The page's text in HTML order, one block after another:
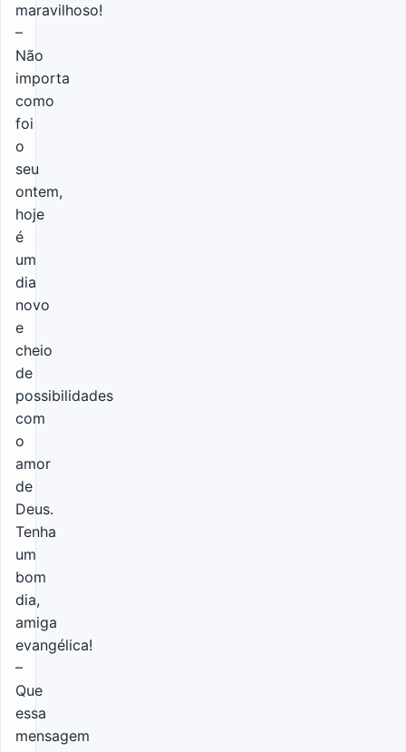
maravilhoso!
–
Não
importa
como
foi
o
seu
ontem,
hoje
é
um
dia
novo
e
cheio
de
possibilidades
com
o
amor
de
Deus.
Tenha
um
bom
dia,
amiga
evangélica!
–
Que
essa
mensagem